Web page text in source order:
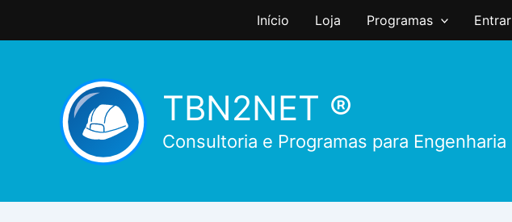
Início Loja Programas Entrar
TBN2NET ®
Consultoria e Programas para Engenharia